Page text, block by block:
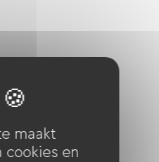
maakt
cookies en